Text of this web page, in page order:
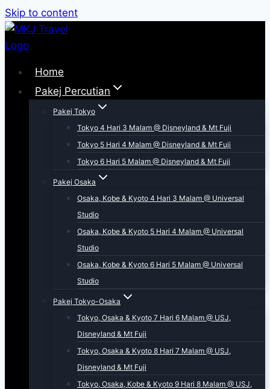
Skip to content
Home
Pakej Percutian
Pakej Tokyo
Tokyo 4 Hari 3 Malam @ Disneyland & Mt Fuji
Tokyo 5 Hari 4 Malam @ Disneyland & Mt Fuji
Tokyo 6 Hari 5 Malam @ Disneyland & Mt Fuji
Pakej Osaka
Osaka, Kobe & Kyoto 4 Hari 3 Malam @ Universal
Studio
Osaka, Kobe & Kyoto 5 Hari 4 Malam @ Universal
Studio
Osaka, Kobe & Kyoto 6 Hari 5 Malam @ Universal
Studio
Pakej Tokyo-Osaka
Tokyo, Osaka & Kyoto 7 Hari 6 Malam @ USJ,
Disneyland & Mt Fuji
Tokyo, Osaka & Kyoto 8 Hari 7 Malam @ USJ,
Disneyland & Mt Fuji
Tokyo, Osaka, Kobe & Kyoto 9 Hari 8 Malam @ USJ,